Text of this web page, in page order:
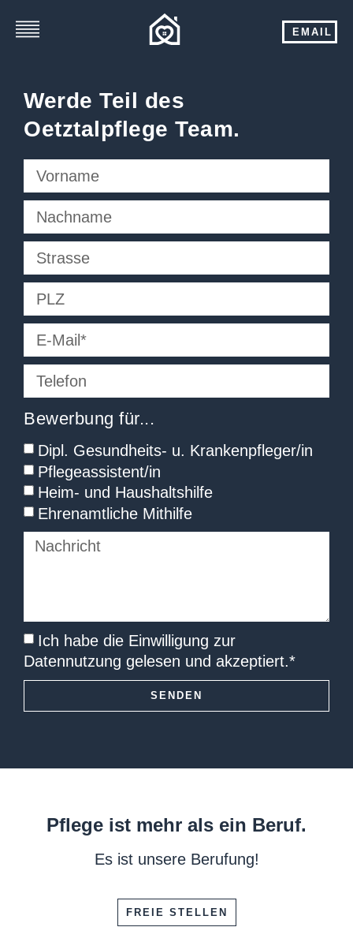
EMAIL
Werde Teil des
Oetztalpflege Team.
Bewerbung für...
Dipl. Gesundheits- u. Krankenpfleger/in
Pflegeassistent/in
Heim- und Haushaltshilfe
Ehrenamtliche Mithilfe
Ich habe die Einwilligung zur
Datennutzung gelesen und akzeptiert.*
SENDEN
Pflege ist mehr als ein Beruf.
Es ist unsere Berufung!
FREIE STELLEN